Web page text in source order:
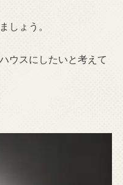
しょう。
ウスにしたいと考えて